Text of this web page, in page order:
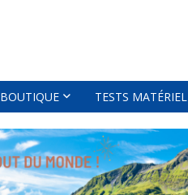
BOUTIQUE TESTS MATÉRIEL